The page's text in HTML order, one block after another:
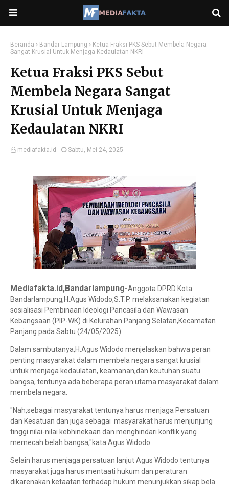
Beranda Bandar Lampung
Ketua Fraksi PKS Sebut Membela Negara
Sangat Krusial Untuk Menjaga Kedaulatan NKRI
Ketua Fraksi PKS Sebut
Membela Negara Sangat
Krusial Untuk Menjaga
Kedaulatan NKRI
mediafakta.id Sabtu, Mei 24, 2025
Mediafakta.id,Bandarlampung-Anggota DPRD Kota
Bandarlampung,H.Agus Widodo,S.T.P. melaksanakan kegiatan
sosialisasi Pembinaan Ideologi Pancasila dan Wawasan
Kebangsaan (PIP-WK) di Kelurahan Panjang Selatan,Kecamatan
Panjang pada Sabtu (24/05/2025).
Dalam sambutanya,H.Agus Widodo menjelaskan bahwa peran
penting masyarakat dalam membela negara sangat krusial
untuk menjaga kedaulatan, keamanan,dan keutuhan suatu
bangsa, tentunya ada beberapa peran utama masyarakat dalam
membela negara.
"Nah,sebagai masyarakat tentunya harus menjaga Persatuan
dan Kesatuan dan juga sebagai masyarakat harus menjunjung
tinggi nilai-nilai kebhinekaan dan menghindari konflik yang
memecah belah bangsa,"kata Agus Widodo.
Selain harus menjaga persatuan lanjut Agus Widodo tentunya
masyarakat juga harus mentaati hukum dan peraturan
dikarenakan ketaatan terhadap hukum menunjukkan sikap bela